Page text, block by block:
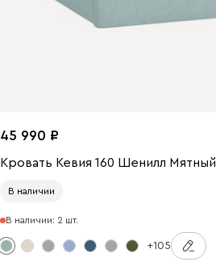
45 990
Кровать Кевия 160 Шенилл Мятный
В наличии
В наличии: 2 шт.
+105